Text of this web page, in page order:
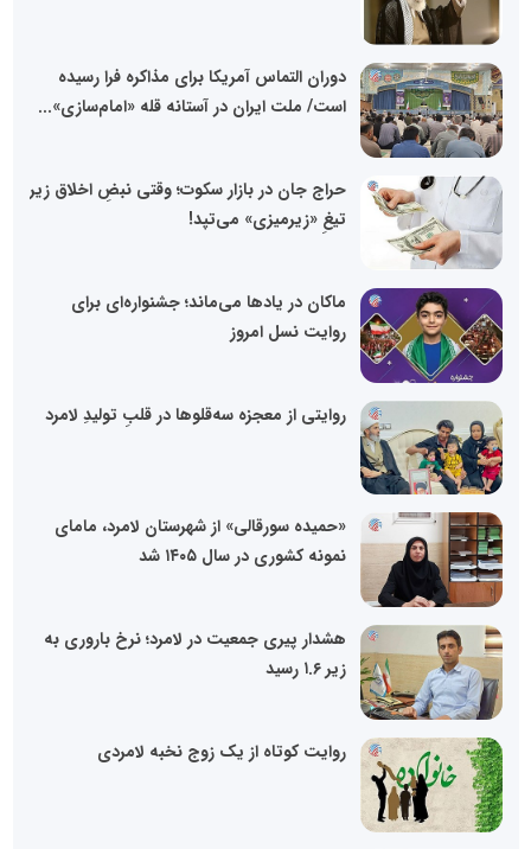
دوران التماس آمریکا برای مذاکره فرا رسیده
است/ ملت ایران در آستانه قله «امام‌سازی»...
حراج جان در بازار سکوت؛ وقتی نبضِ اخلاق زیر
تیغِ «زیرمیزی» می‌تپد!
ماکان در یادها می‌ماند؛ جشنواره‌ای برای
روایت نسل امروز
روایتی از معجزه سه‌قلوها در قلبِ تولیدِ لامرد
«حمیده سورقالی» از شهرستان لامرد، مامای
نمونه کشوری در سال ۱۴۰۵ شد
هشدار پیری جمعیت در لامرد؛ نرخ باروری به
زیر ۱.۶ رسید
روایت کوتاه از یک زوج نخبه لامردی